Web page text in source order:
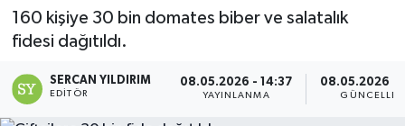
160 kişiye 30 bin domates biber ve salatalık
fidesi dağıtıldı.
SERCAN YILDIRIM
EDITÖR
08.05.2026 - 14:37
YAYINLANMA
08.05.2026 -
SİYASET
RESMİ İLAN
SPOR
SİYASET
Son Dakika Haberleri
Haber Arşivi